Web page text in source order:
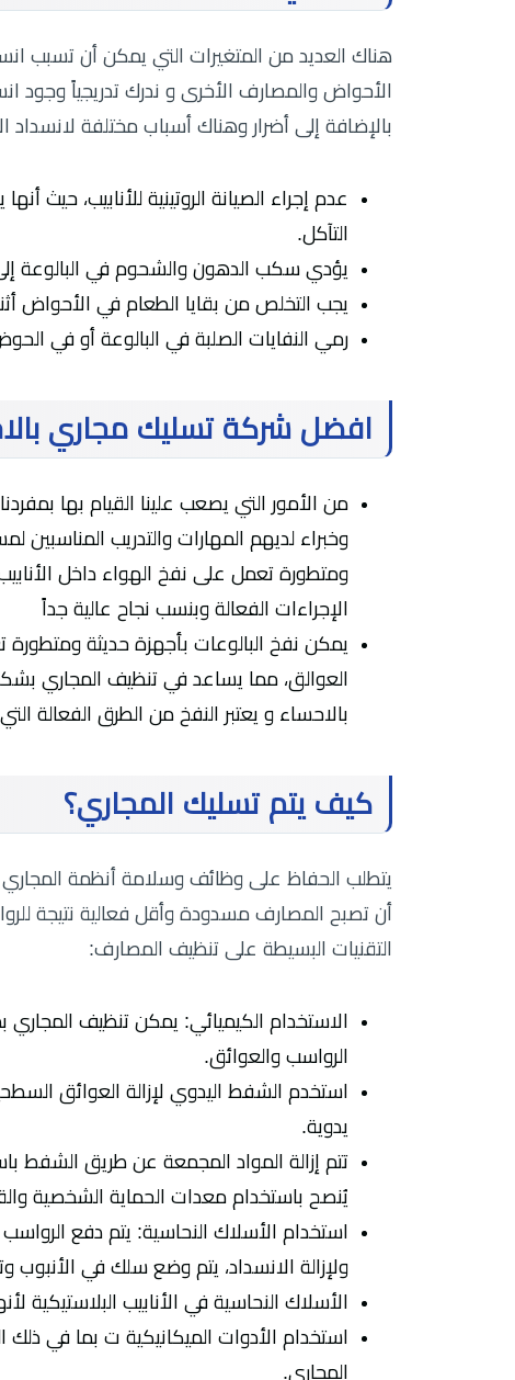
هناك العديد من المتغيرات التي يمكن أن تسبب
الأحواض والمصارف الأخرى و ندرك تدريجياً وجود
بالإضافة إلى أضرار وهناك أسباب مختلفة لانسداد
عدم إجراء الصيانة الروتينية للأنابيب،
التآكل.
يؤدي سكب الدهون والشحوم في البالوعة إلى
يجب التخلص من بقايا الطعام في الأحواض
رمي النفايات الصلبة في البالوعة أو في
افضل شركة تسليك مجاري
من الأمور التي يصعب علينا القيام بها
وخبراء لديهم المهارات والتدريب
ومتطورة تعمل على نفخ الهواء داخل
الإجراءات الفعالة وبنسب نجاح عالية جداً
يمكن نفخ البالوعات بأجهزة حديثة
العوالق، مما يساعد في تنظيف المجاري
بالاحساء و يعتبر النفخ من الطرق الفعالة
كيف يتم تسليك المجاري؟
يتطلب الحفاظ على وظائف وسلامة أنظمة
أن تصبح المصارف مسدودة وأقل فعالية نتيجة
التقنيات البسيطة على تنظيف المصارف:
الاستخدام الكيميائي: يمكن تنظيف
الرواسب والعوائق.
استخدم الشفط اليدوي لإزالة العوائق
يدوية.
تتم إزالة المواد المجمعة عن طريق
يُنصح باستخدام معدات الحماية الشخصية
استخدام الأسلاك النحاسية: يتم دفع
ولإزالة الانسداد، يتم وضع سلك في الأنبوب
الأسلاك النحاسية في الأنابيب البلاستيكية
استخدام الأدوات الميكانيكية ت بما في
المجاري.